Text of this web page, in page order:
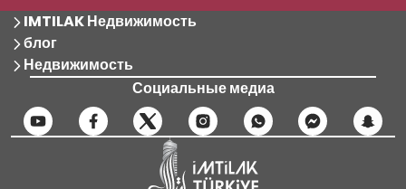
IMTILAK Недвижимость
блог
Недвижимость
Социальные медиа